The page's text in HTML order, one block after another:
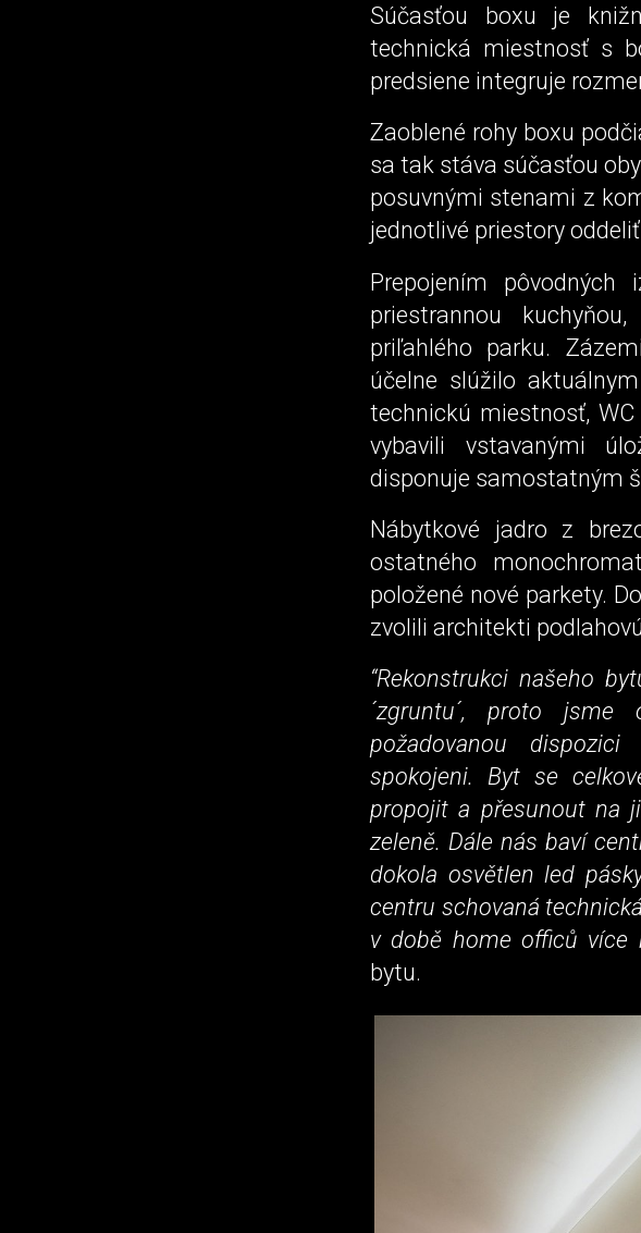
Súčasťou boxu je
technická miestnosť s
predsiene integruje
Zaoblené rohy boxu
sa tak stáva súčasťou
posuvnými stenami z
jednotlivé priestory
Prepojením
priestrannou
priľahlého parku.
účelne slúžilo
technickú miestnosť,
vybavili vstavanými
disponuje samostatným
Nábytkové jadro z
ostatného
položené nové parkety.
zvolili architekti
“Rekonstrukci našeho
´zgruntu´, proto jsme
požadovanou
spokojeni. Byt se
propojit a přesunout na
zeleně. Dále nás baví
dokola osvětlen led
centru schovaná
v době home officů více
bytu.